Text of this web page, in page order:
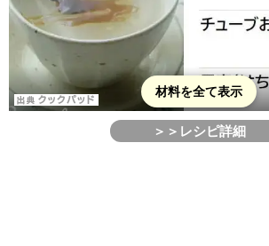
材料を全て表示
＞＞レシピ詳細